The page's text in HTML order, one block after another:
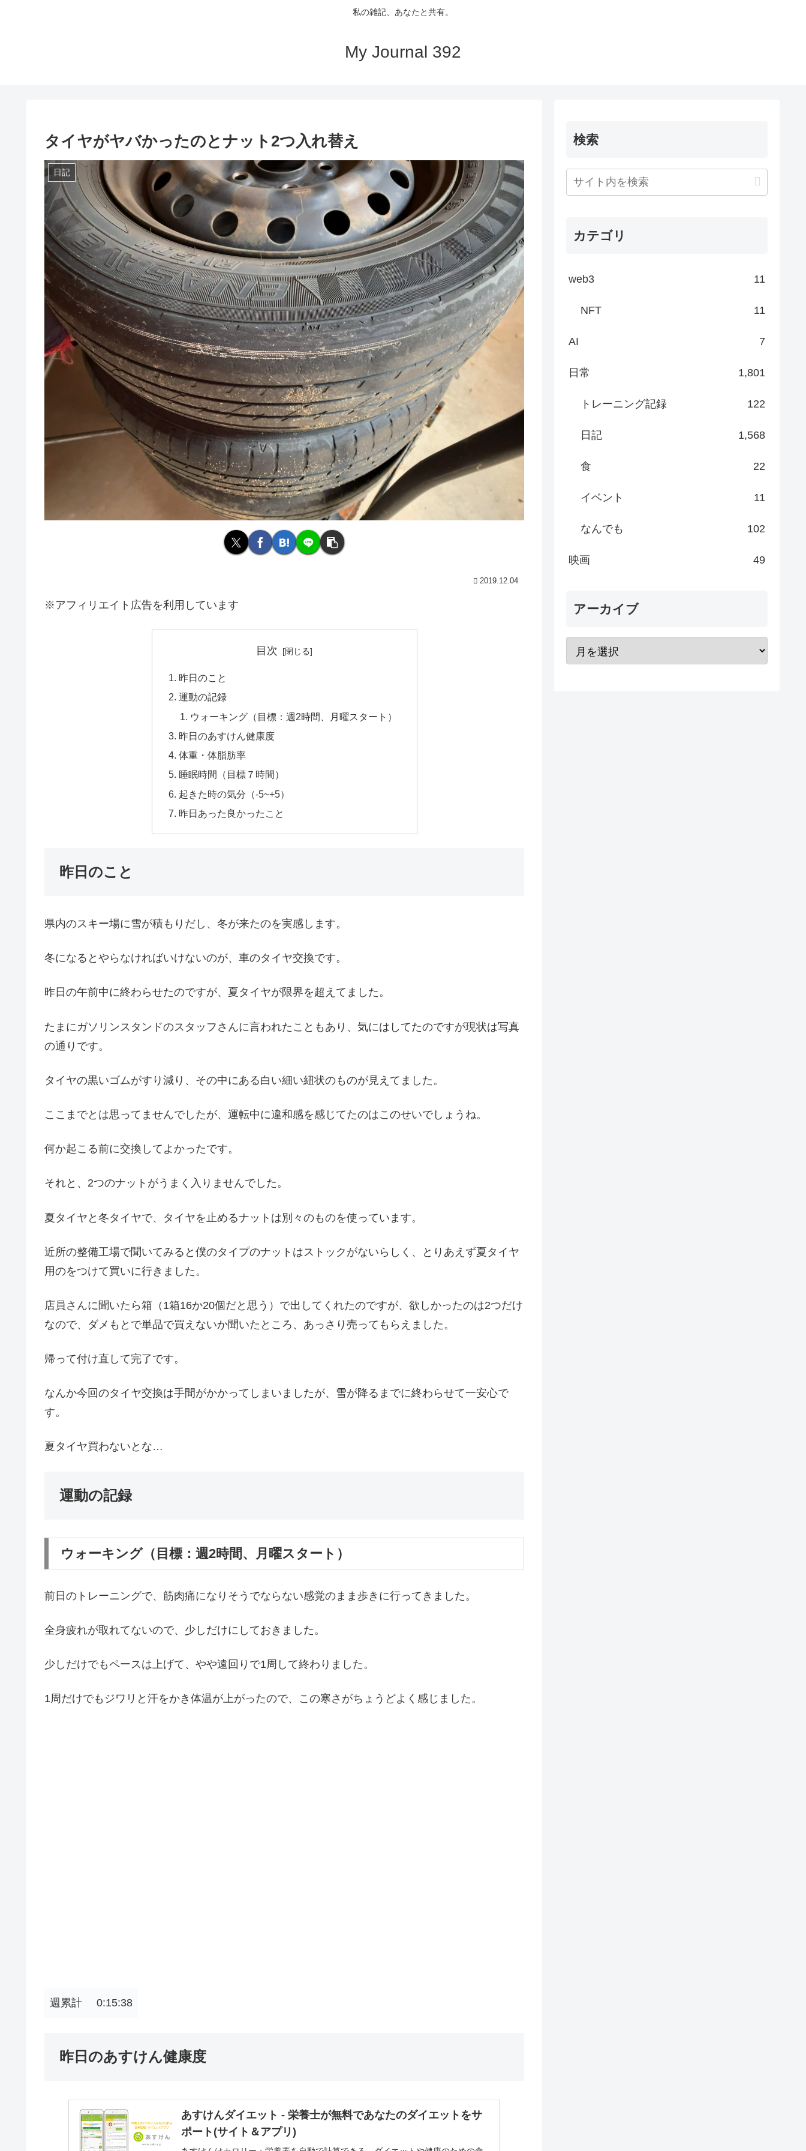
私の雑記、あなたと共有。
My Journal 392
タイヤがヤバかったのとナット2つ入れ替え
日記
2019.12.04
※アフィリエイト広告を利用しています
目次
昨日のこと
運動の記録
ウォーキング（目標：週2時間、月曜スタート）
昨日のあすけん健康度
体重・体脂肪率
睡眠時間（目標７時間）
起きた時の気分（-5~+5）
昨日あった良かったこと
昨日のこと
県内のスキー場に雪が積もりだし、冬が来たのを実感します。
冬になるとやらなければいけないのが、車のタイヤ交換です。
昨日の午前中に終わらせたのですが、夏タイヤが限界を超えてました。
たまにガソリンスタンドのスタッフさんに言われたこともあり、気にはしてたのですが現状は写真
の通りです。
タイヤの黒いゴムがすり減り、その中にある白い細い紐状のものが見えてました。
ここまでとは思ってませんでしたが、運転中に違和感を感じてたのはこのせいでしょうね。
何か起こる前に交換してよかったです。
それと、2つのナットがうまく入りませんでした。
夏タイヤと冬タイヤで、タイヤを止めるナットは別々のものを使っています。
近所の整備工場で聞いてみると僕のタイプのナットはストックがないらしく、とりあえず夏タイヤ
用のをつけて買いに行きました。
店員さんに聞いたら箱（1箱16か20個だと思う）で出してくれたのですが、欲しかったのは2つだけ
なので、ダメもとで単品で買えないか聞いたところ、あっさり売ってもらえました。
帰って付け直して完了です。
なんか今回のタイヤ交換は手間がかかってしまいましたが、雪が降るまでに終わらせて一安心で
す。
夏タイヤ買わないとな…
運動の記録
ウォーキング（目標：週2時間、月曜スタート）
前日のトレーニングで、筋肉痛になりそうでならない感覚のまま歩きに行ってきました。
全身疲れが取れてないので、少しだけにしておきました。
少しだけでもペースは上げて、やや遠回りで1周して終わりました。
1周だけでもジワリと汗をかき体温が上がったので、この寒さがちょうどよく感じました。
週累計 0:15:38
昨日のあすけん健康度
あすけんダイエット - 栄養士が無料であなたのダイエットをサ
ポート(サイト＆アプリ)
検索
カテゴリ
web3 11
NFT 11
AI 7
日常 1,801
トレーニング記録 122
日記 1,568
食 22
イベント 11
なんでも 102
映画 49
アーカイブ